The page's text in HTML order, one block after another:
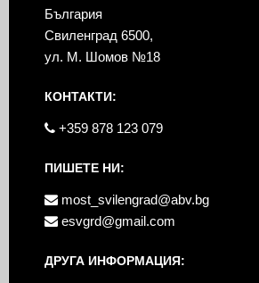
България
Свиленград 6500,
ул. М. Шомов №18
КОНТАКТИ:
+359 878 123 079
ПИШЕТЕ НИ:
most_svilengrad@abv.bg
esvgrd@gmail.com
ДРУГА ИНФОРМАЦИЯ: